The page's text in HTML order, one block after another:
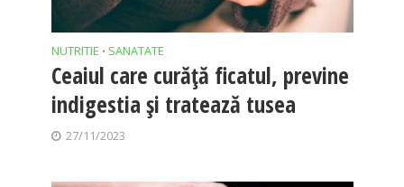
NUTRITIE • SANATATE
Ceaiul care curăță ficatul, previne
indigestia și tratează tusea
27/11/2023